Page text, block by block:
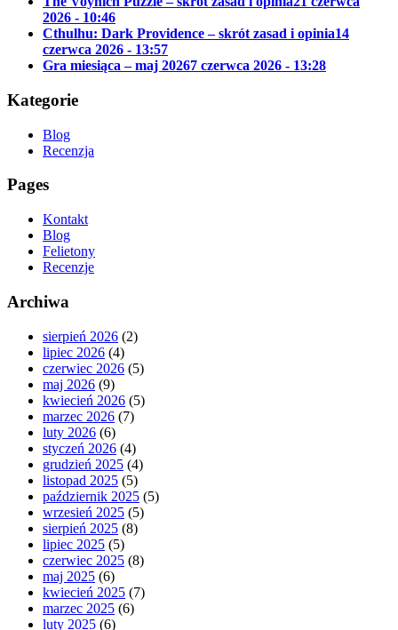
2026 - 10:46
Cthulhu: Dark Providence – skrót zasad i opinia14
czerwca 2026 - 13:57
Gra miesiąca – maj 20267 czerwca 2026 - 13:28
Kategorie
Blog
Recenzja
Pages
Kontakt
Blog
Felietony
Recenzje
Archiwa
sierpień 2026 (2)
lipiec 2026 (4)
czerwiec 2026 (5)
maj 2026 (9)
kwiecień 2026 (5)
marzec 2026 (7)
luty 2026 (6)
styczeń 2026 (4)
grudzień 2025 (4)
listopad 2025 (5)
październik 2025 (5)
wrzesień 2025 (5)
sierpień 2025 (8)
lipiec 2025 (5)
czerwiec 2025 (8)
maj 2025 (6)
kwiecień 2025 (7)
marzec 2025 (6)
luty 2025 (6)